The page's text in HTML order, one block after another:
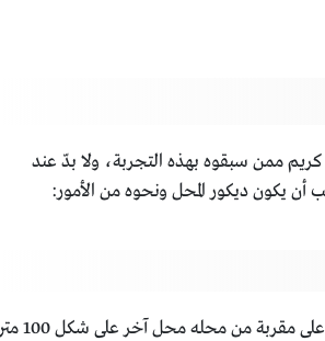
ممن سبقوه بهذه التجربة، ولا بدّ عند
يكون ديكور المحل ونحوه من الأمور:
عند العزم على فتح محل آيس كريم لا بدّ من النظر إلى موقع المحل التجاري الذي سيتم اختياره مثل أن يكون في منطقة لا يوجد فيها على مقربة من محله محل آخر على شكل 100 متر